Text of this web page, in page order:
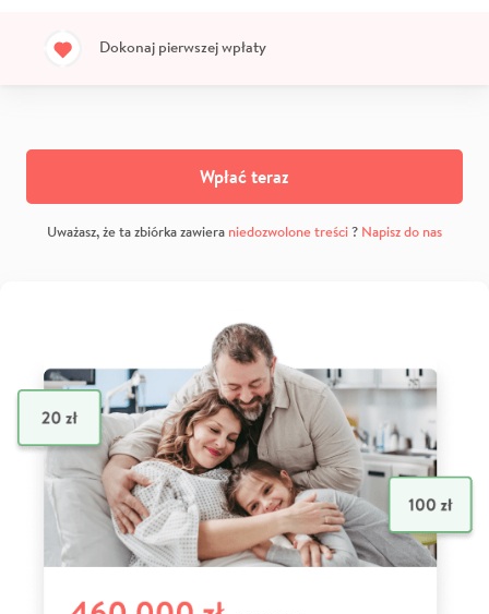
Dokonaj pierwszej wpłaty
Wpłać teraz
Uważasz, że ta zbiórka zawiera niedozwolone treści? Napisz do nas